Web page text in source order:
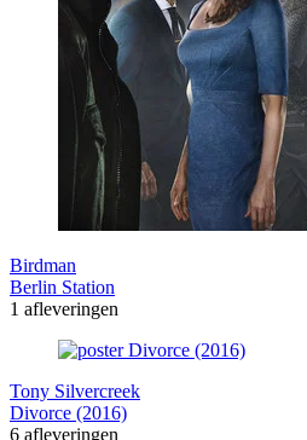
Birdman
Berlin Station
1 afleveringen
Tony Silvercreek
Divorce (2016)
6 afleveringen